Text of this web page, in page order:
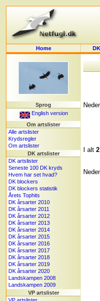
Home
Sprog
English version
Om artslister
Alle artslister
Krydsregler
Om artslister
DK artslister
DK artslister
Seneste 100 DK kryds
Hvem har set hvad?
DK blockers
DK blockers statistik
Årets Tophits
DK årsarter 2010
DK årsarter 2011
DK årsarter 2012
DK årsarter 2013
DK årsarter 2014
DK årsarter 2015
DK årsarter 2016
DK årsarter 2017
DK årsarter 2018
DK årsarter 2019
DK årsarter 2020
Landskampen 2008
Landskampen 2009
VP artslister
I alt 2